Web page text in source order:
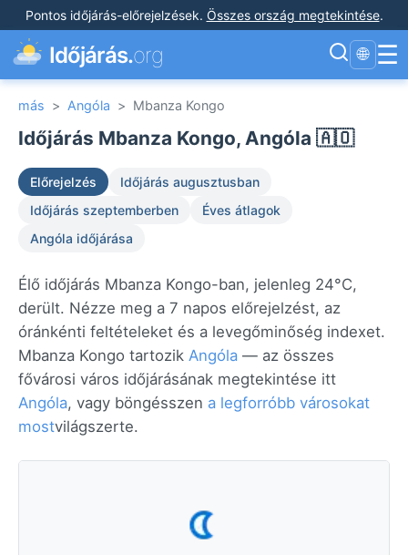
Pontos időjárás-előrejelzések. Összes ország megtekintése.
Időjárás.org 🌐 ☰
más > Angóla > Mbanza Kongo
Időjárás Mbanza Kongo, Angóla 🇦🇴
Előrejelzés
Időjárás augusztusban
Időjárás szeptemberben
Éves átlagok
Angóla időjárása
Élő időjárás Mbanza Kongo-ban, jelenleg 24°C,
derült. Nézze meg a 7 napos előrejelzést, az
óránkénti feltételeket és a levegőminőség indexet.
Mbanza Kongo tartozik Angóla — az összes
fővárosi város időjárásának megtekintése itt
Angóla, vagy böngésszen a legforróbb városokat
mostvilágszerte.